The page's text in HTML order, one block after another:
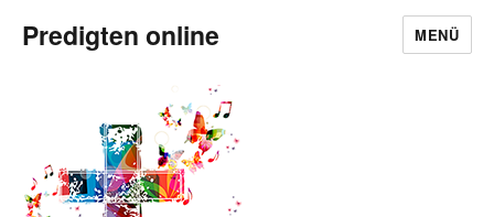
Predigten online MENÜ